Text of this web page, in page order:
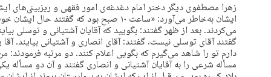
زهرا مصطفوی دیگر دختر امام دغدغه‌ی امور فقهی و ریزبینی‌های
ایشان به‌خاطر می‌آورد: «ساعت ۱۰ صبح بود
می‌کردند. بعد از ظهر گفتند: بگویید که آقایان آشتیانی و توسلی
گفتند آقای توسلی نیست، گفتند: آقای انصاری و آشتیانی بیایند.
دارم تو را شاهد می‌گیرم که بگویی اعلام کنند. دو مرتبه فرمودند:
مسأله شرعی را به آقایان آشتیانی و انصاری گفتند و آن دو